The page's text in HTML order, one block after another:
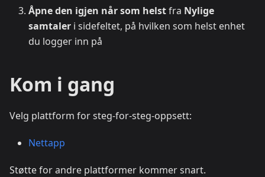
Åpne den igjen når som helstfra Nylige
samtaler i sidefeltet, på hvilken som helst enhet
du logger inn på
Kom i gang
Velg plattform for steg-for-steg-oppsett:
Nettapp
Støtte for andre plattformer kommer snart.